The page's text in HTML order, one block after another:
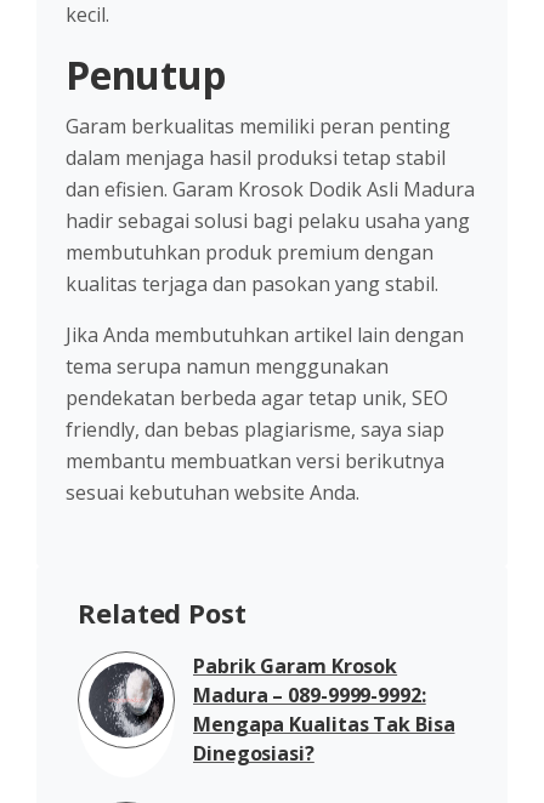
kecil.
Penutup
Garam berkualitas memiliki peran penting
dalam menjaga hasil produksi tetap stabil
dan efisien. Garam Krosok Dodik Asli Madura
hadir sebagai solusi bagi pelaku usaha yang
membutuhkan produk premium dengan
kualitas terjaga dan pasokan yang stabil.
Jika Anda membutuhkan artikel lain dengan
tema serupa namun menggunakan
pendekatan berbeda agar tetap unik, SEO
friendly, dan bebas plagiarisme, saya siap
membantu membuatkan versi berikutnya
sesuai kebutuhan website Anda.
Related Post
Pabrik Garam Krosok
Madura – 089-9999-9992:
Mengapa Kualitas Tak Bisa
Dinegosiasi?